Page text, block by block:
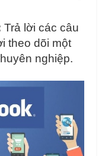
Trả lời các câu
theo dõi một
nghiệp.